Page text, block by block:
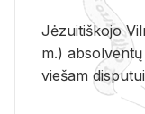
Jėzuitiškojo
m.)
viešam